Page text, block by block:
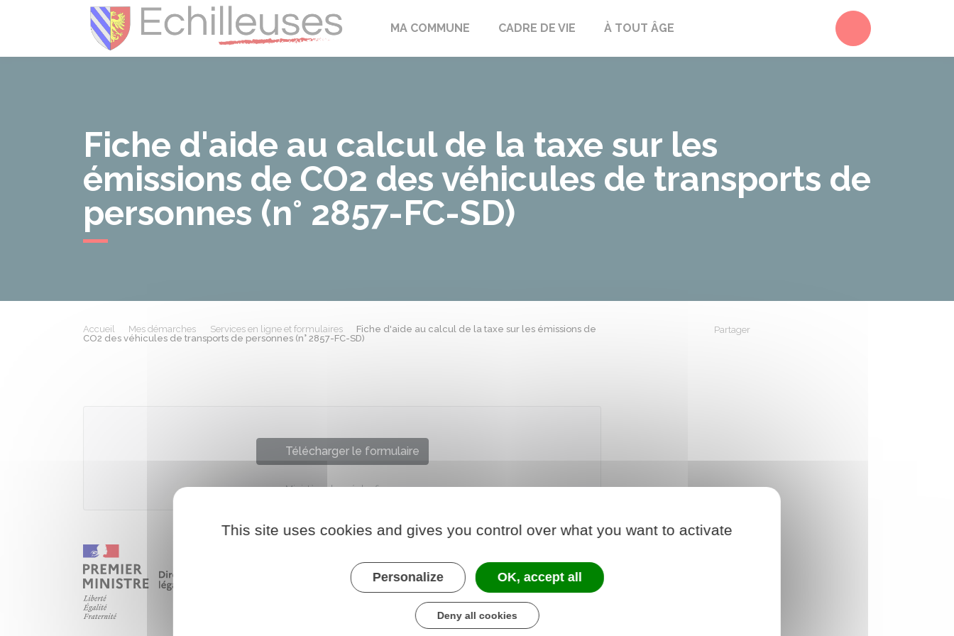
ÉchilleusesMA COMMUNE CADRE DE VIE À TOUT ÂGE Accéder au
Fiche d'aide au calcul de la taxe sur les
émissions de CO2 des véhicules de transports de
personnes (n° 2857-FC-SD)
Accueil Mes démarches Services en ligne et formulaires
Fiche d'aide au calcul de la taxe sur les émissions de
CO2 des véhicules de transports de personnes (n° 2857-FC-SD)
Partager
Télécharger le formulaire
Ministère chargé des finances
This site uses cookies and gives you control over what you want to activate
Personalize OK, accept all
Deny all cookies